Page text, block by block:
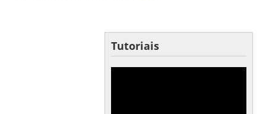
Tutoriais